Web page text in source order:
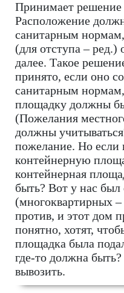
Принимает решение
Расположение
санитарным
(для отступа –
далее. Такое
принято, если оно
санитарным
площадку должны
(Пожелания
должны
пожелание. Но если
контейнерную
контейнерная
быть? Вот у нас был
(многоквартирных
против, и этот дом
понятно, хотят,
площадка была
где-то должна
вывозить.